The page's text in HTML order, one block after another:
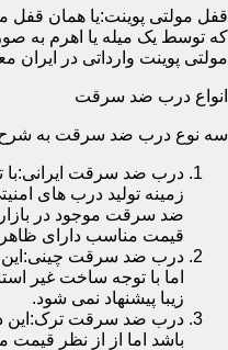
که توسط یک میله یا اهرم به
مولتی پوینت وارداتی در ایران معمولاً دارای ۱۴
انواع درب ضد سرقت
سه نوع درب ضد سرقت به شرح
درب ضد سرقت ایرانی:با
زمینه تولید درب های
ضد سرقت موجود در بازار
قیمت مناسب دارای
درب ضد سرقت چینی:این
اما با توجه ساخت غیر
زیبا پیشنهاد نمی شود.
درب ضد سرقت ترک:این
باشد اما از از نظر